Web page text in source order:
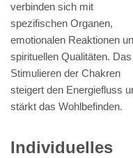
verbinden sich mit
spezifischen Organen,
emotionalen Reaktionen
spirituellen Qualitäten. Das
Stimulieren der Chakren
steigert den Energiefluss
stärkt das Wohlbefinden.
Individuelles